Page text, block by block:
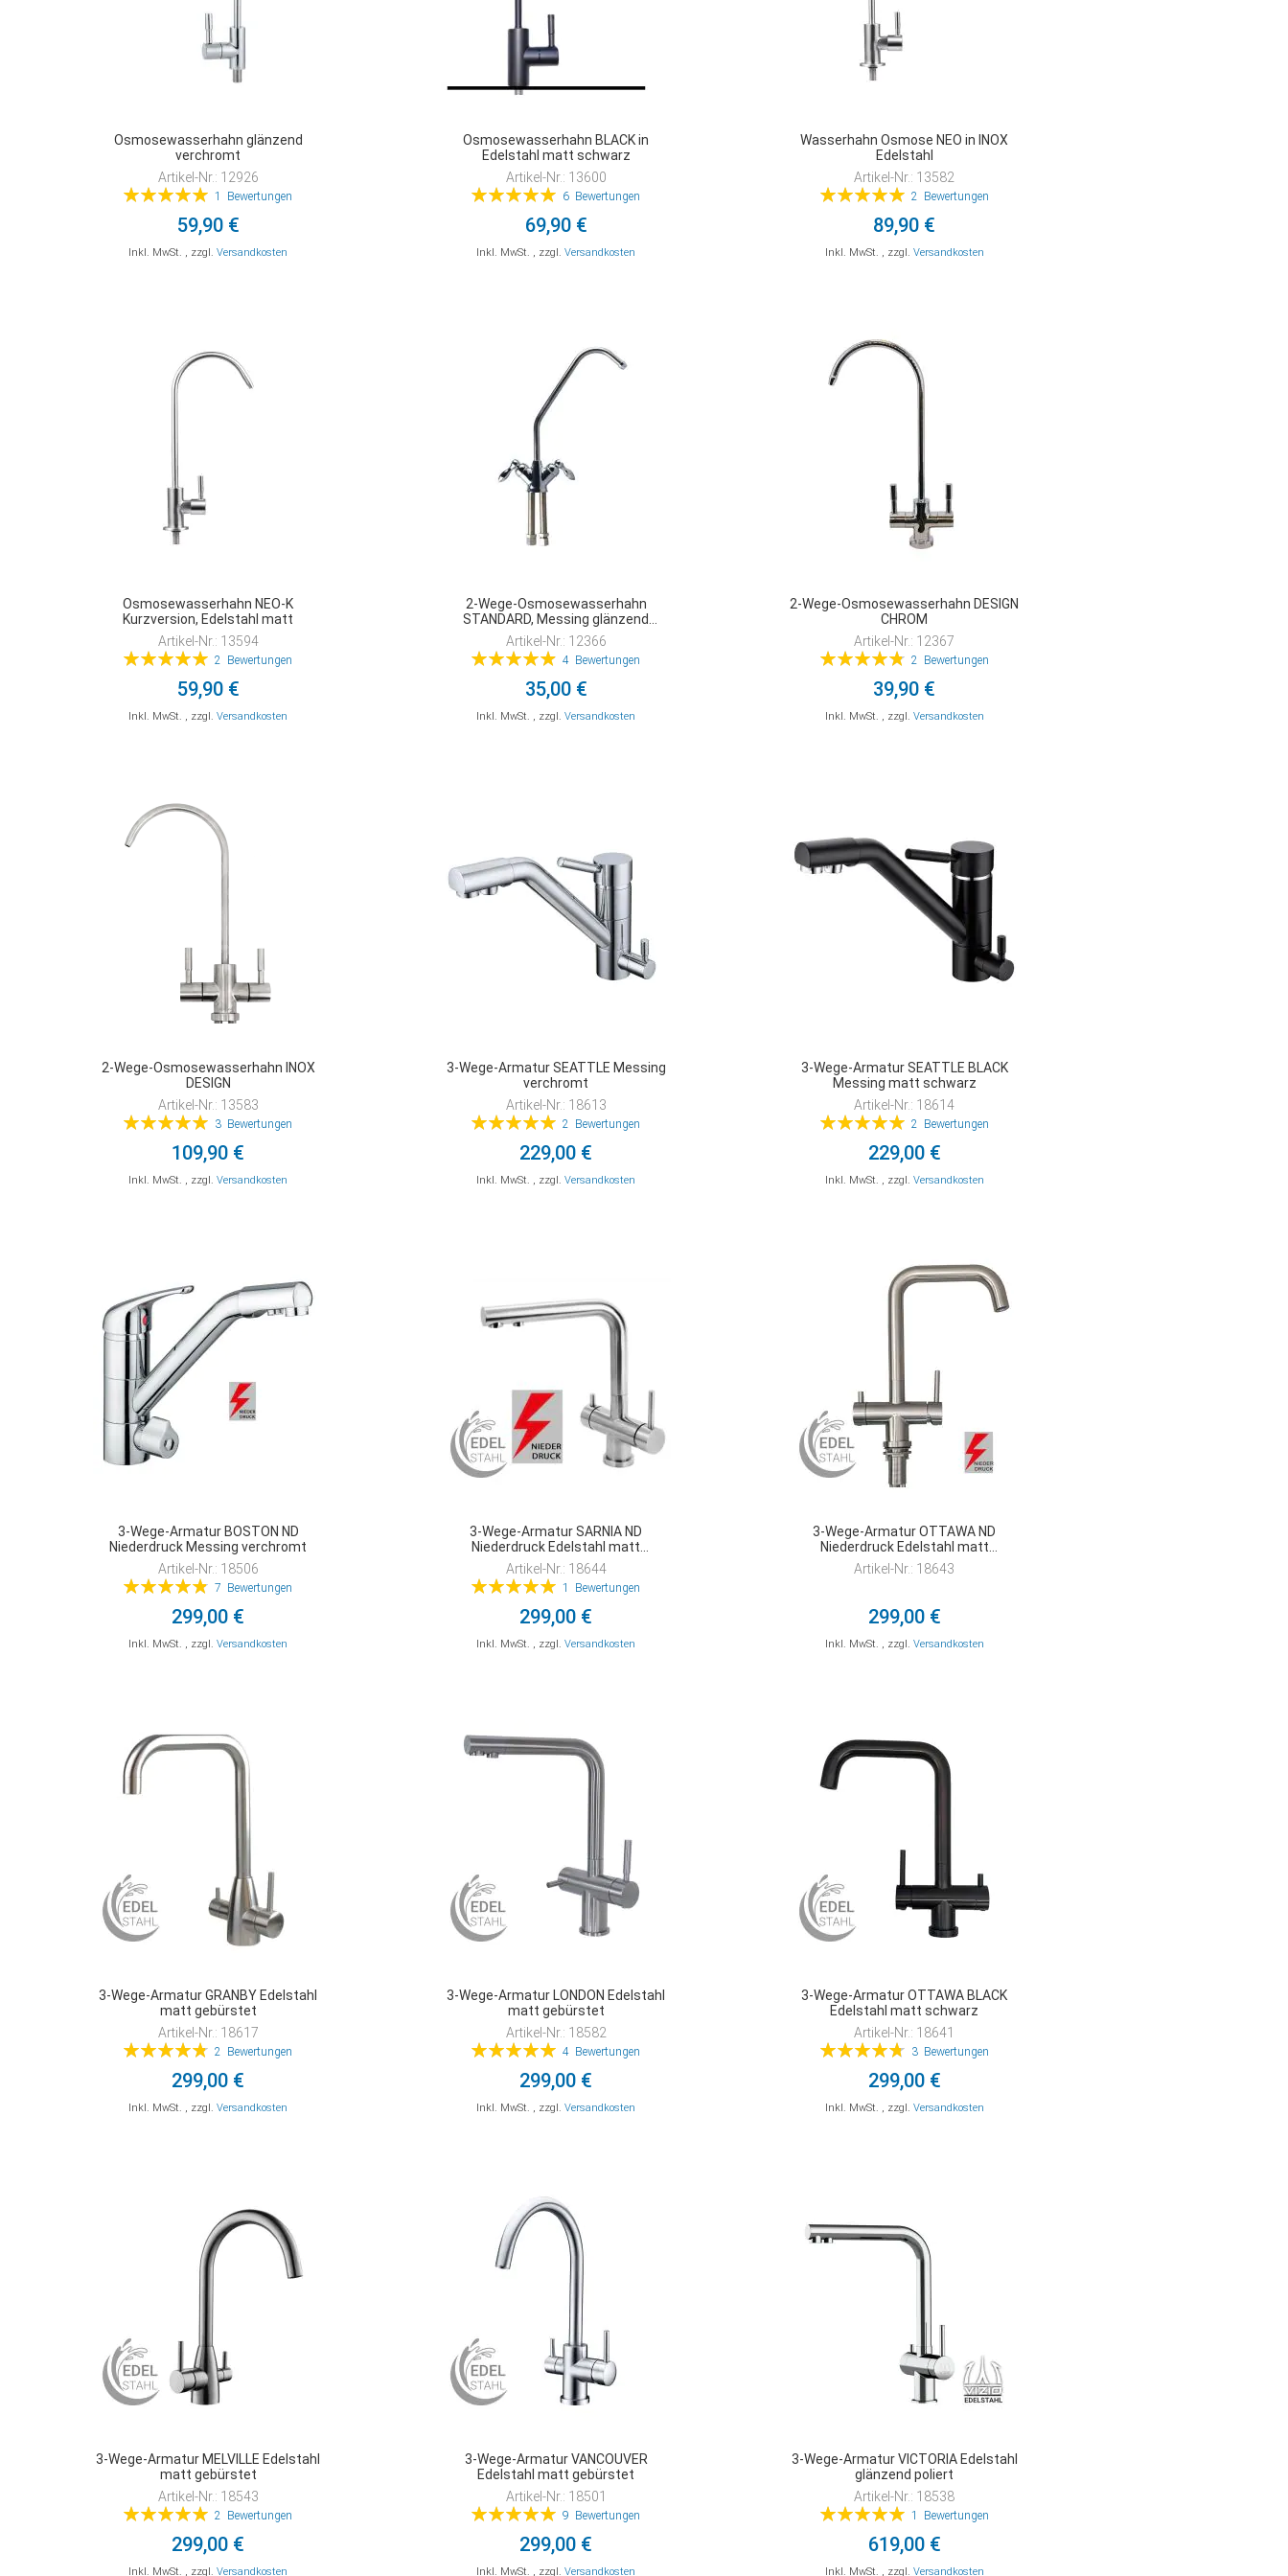
Osmosewasserhahn glänzend
verchromt
Artikel-Nr.: 12926
Bewertung:
1 Bewertungen
59,90 €
Inkl. MwSt. , zzgl. Versandkosten
HINZUFÜGEN
Osmosewasserhahn BLACK in
Edelstahl matt schwarz
Artikel-Nr.: 13600
Bewertung:
6 Bewertungen
69,90 €
Inkl. MwSt. , zzgl.Versandkosten
HINZUFÜGEN
Wasserhahn Osmose NEO in INOX
Edelstahl
Artikel-Nr.: 13582
Bewertung:
2 Bewertungen
89,90 €
Inkl. MwSt. , zzgl. Versandkosten
HINZUFÜGEN
Osmosewasserhahn NEO-K
Kurzversion, Edelstahl matt
Artikel-Nr.: 13594
Bewertung:
2 Bewertungen
59,90 €
Inkl. MwSt. , zzgl. Versandkosten
VERGLEICHSLISTE
HINZUFÜGEN
2-Wege-Osmosewasserhahn
STANDARD, Messing glänzend
verchromt
Artikel-Nr.: 12366
Bewertung:
4 Bewertungen
35,00 €
Inkl. MwSt. , zzgl.Versandkosten
VERGLEICHSLISTE
HINZUFÜGEN
2-Wege-Osmosewasserhahn DESIGN
CHROM
Artikel-Nr.: 12367
Bewertung:
2 Bewertungen
39,90 €
Inkl. MwSt. , zzgl. Versandkosten
VERGLEICHSLISTE
HINZUFÜGEN
2-Wege-Osmosewasserhahn INOX
DESIGN
Artikel-Nr.: 13583
Bewertung:
3 Bewertungen
109,90 €
Inkl. MwSt. , zzgl. Versandkosten
HINZUFÜGEN
3-Wege-Armatur SEATTLE Messing
verchromt
Artikel-Nr.: 18613
Bewertung:
2 Bewertungen
229,00 €
Inkl. MwSt. , zzgl.Versandkosten
HINZUFÜGEN
3-Wege-Armatur SEATTLE BLACK
Messing matt schwarz
Artikel-Nr.: 18614
Bewertung:
2 Bewertungen
229,00 €
Inkl. MwSt. , zzgl. Versandkosten
HINZUFÜGEN
3-Wege-Armatur BOSTON ND
Niederdruck Messing verchromt
Artikel-Nr.: 18506
Bewertung:
7 Bewertungen
299,00 €
Inkl. MwSt. , zzgl. Versandkosten
VERGLEICHSLISTE
HINZUFÜGEN
3-Wege-Armatur SARNIA ND
Niederdruck Edelstahl matt
gebürstet
Artikel-Nr.: 18644
Bewertung:
1 Bewertungen
299,00 €
Inkl. MwSt. , zzgl.Versandkosten
VERGLEICHSLISTE
HINZUFÜGEN
3-Wege-Armatur OTTAWA ND
Niederdruck Edelstahl matt
gebürstet
Artikel-Nr.: 18643
299,00 €
Inkl. MwSt. , zzgl. Versandkosten
VERGLEICHSLISTE
HINZUFÜGEN
3-Wege-Armatur GRANBY Edelstahl
matt gebürstet
Artikel-Nr.: 18617
Bewertung:
2 Bewertungen
299,00 €
Inkl. MwSt. , zzgl. Versandkosten
3-Wege-Armatur LONDON Edelstahl
matt gebürstet
Artikel-Nr.: 18582
Bewertung:
4 Bewertungen
299,00 €
Inkl. MwSt. , zzgl.Versandkosten
3-Wege-Armatur OTTAWA BLACK
Edelstahl matt schwarz
Artikel-Nr.: 18641
Bewertung:
3 Bewertungen
299,00 €
Inkl. MwSt. , zzgl. Versandkosten
3-Wege-Armatur MELVILLE Edelstahl
matt gebürstet
Artikel-Nr.: 18543
Bewertung:
2 Bewertungen
299,00 €
Inkl. MwSt. , zzgl. Versandkosten
3-Wege-Armatur VANCOUVER
Edelstahl matt gebürstet
Artikel-Nr.: 18501
Bewertung:
9 Bewertungen
299,00 €
Inkl. MwSt. , zzgl.Versandkosten
3-Wege-Armatur VICTORIA Edelstahl
glänzend poliert
Artikel-Nr.: 18538
Bewertung:
1 Bewertungen
619,00 €
Inkl. MwSt. , zzgl. Versandkosten